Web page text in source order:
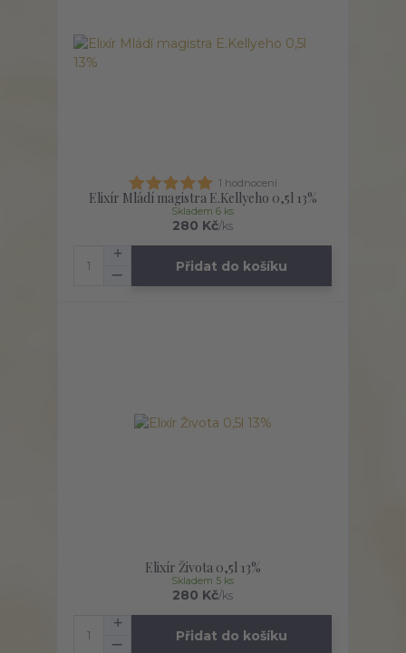
1 hodnocení
Elixír Mládí magistra E.Kellyeho 0,5l 13%
280 Kč/ks
Skladem 6 ks
Přidat do košíku
Elixír Života 0,5l 13%
280 Kč/ks
Skladem 5 ks
Přidat do košíku